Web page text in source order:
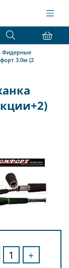
Фидерные
3.0м (2
+